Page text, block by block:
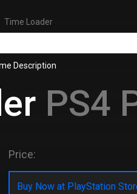
Time Loader
Description
PS4
Price:
Buy Now at PlayStation